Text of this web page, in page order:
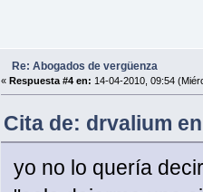
Re: Abogados de vergüenza
« Respuesta #4 en: 14-04-2010, 09:54
Cita de: drvalium
yo no lo quería